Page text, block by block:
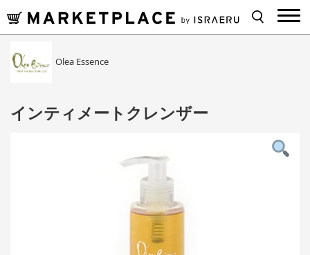
Olea Essence
インティメートクレンザー